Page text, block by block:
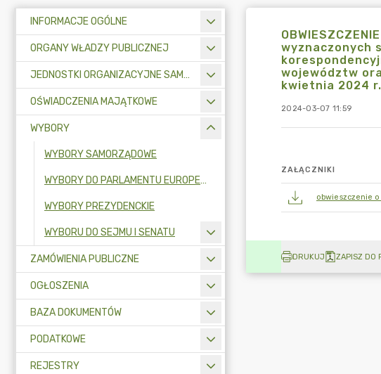
INFORMACJE OGÓLNE
ORGANY WŁADZY PUBLICZNEJ
JEDNOSTKI ORGANIZACYJNE SAMORZĄDU TERYTORIALNEGO
OŚWIADCZENIA MAJĄTKOWE
WYBORY
WYBORY SAMORZĄDOWE
WYBORY DO PARLAMENTU EUROPEJSKIEGO
WYBORY PREZYDENCKIE
WYBORU DO SEJMU I SENATU
ZAMÓWIENIA PUBLICZNE
OGŁOSZENIA
BAZA DOKUMENTÓW
PODATKOWE
REJESTRY
wyznaczonych
województw
kwietnia 2024 r.
2024-03-07 11:59
ZAŁĄCZNIKI
obwieszczenie
DRUKUJ ZAPISZ DO